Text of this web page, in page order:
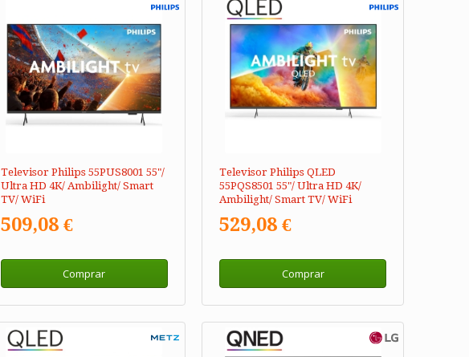
Televisor Philips 55PUS8001 55"/
Ultra HD 4K/ Ambilight/ Smart
TV/ WiFi
509,08 €
Comprar
Televisor Philips QLED
55PQS8501 55"/ Ultra HD 4K/
Ambilight/ Smart TV/ WiFi
529,08 €
Comprar